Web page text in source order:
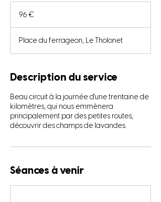
96 €
Place du ferrageon, Le Tholonet
Description du service
Beau circuit à la journée d'une trentaine de
kilomètres, qui nous emmènera
principalement par des petites routes,
découvrir des champs de lavandes.
Séances à venir